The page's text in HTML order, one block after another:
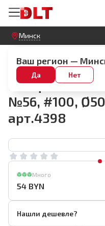
Круглосуточный! Прием
Минск
Ваш регион —
Да Нет
Алмазные диски для гравера
Алмазный
№56, #100,
арт.4398
Много
54 BYN
Нашли дешевле?